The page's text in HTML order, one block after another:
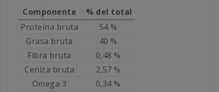
Componente
% del total
Proteína bruta
54 %
Grasa bruta
40 %
Fibra bruta
0,48 %
Ceniza bruta
2,57 %
Omega 3
0,34 %